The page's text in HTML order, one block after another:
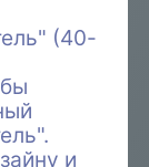
(40-
и